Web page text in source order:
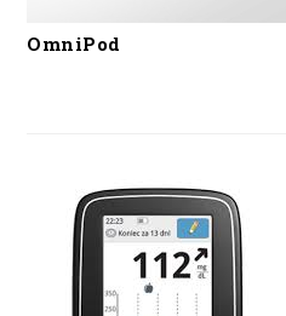
OmniPod